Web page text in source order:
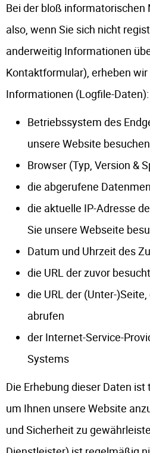
Bei der bloß informatorischen
also, wenn Sie sich nicht
anderweitig Informationen
Kontaktformular), erheben
Informationen (Logfile-Daten):
Betriebssystem des
unsere Website besuchen
Browser (Typ, Version &
die abgerufene
die aktuelle IP-Adresse
Sie unsere Webseite
Datum und Uhrzeit des
die URL der zuvor
die URL der (Unter-
abrufen
der Internet-Service-
Systems
Die Erhebung dieser Daten ist
um Ihnen unsere Website
und Sicherheit zu